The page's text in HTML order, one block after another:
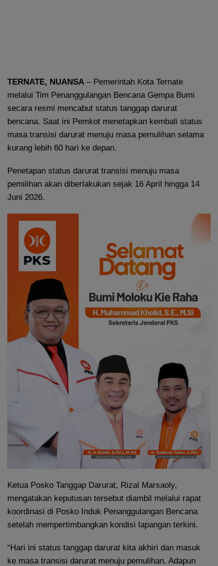
TERNATE, NUANSA – Pemerintah Kota Ternate
melalui Tim Penanggulangan Bencana Gempa Bumi
secara resmi mencabut status tanggap darurat
bencana. Saat ini Pemkot menetapkan kembali status
masa transisi darurat menuju masa pemulihan selama
kurang lebih 60 hari ke depan.
Penetapan status darurat transisi menuju masa
pemilihan akan diberlakukan sejak 16 April hingga 14
Juni 2026.
Ketua Posko Tanggap Darurat, Rizal Marsaoly,
mengatakan keputusan tersebut diambil melalui rapat
koordinasi di Posko Induk Penanggulangan Bencana
setelah mempertimbangkan kondisi lapangan terkini.
“Hari ini status tanggap darurat kita akhiri dan masuk
ke masa transisi darurat menuju pemulihan. Adapun